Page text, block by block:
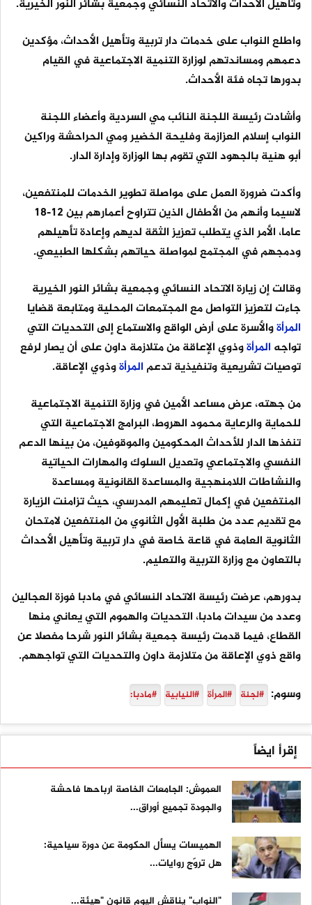
وتأهيل الأحداث والاتحاد النسائي وجمعية بشائر النور الخيرية.
واطلع النواب على خدمات دار تربية وتأهيل الأحداث، مؤكدين
دعمهم ومساندتهم لوزارة التنمية الاجتماعية في القيام
بدورها تجاه فئة الأحداث.
‏وأشادت رئيسة اللجنة النائب مي السردية وأعضاء اللجنة
النواب إسلام العزازمة وفليحة الخضير ومي الحراحشة وراكين
أبو هنية بالجهود التي تقوم بها الوزارة وإدارة الدار.
وأكدت ضرورة العمل على مواصلة تطوير الخدمات للمنتفعين،
لاسيما وأنهم من الأطفال الذين تتراوح أعمارهم بين 12-18
عاما، الأمر الذي يتطلب تعزيز الثقة لديهم وإعادة تأهيلهم
ودمجهم في المجتمع لمواصلة حياتهم بشكلها الطبيعي.
وقالت إن زيارة الاتحاد النسائي وجمعية بشائر النور الخيرية
جاءت لتعزيز التواصل مع المجتمعات المحلية ومتابعة قضايا
المرأةوالأسرة على أرض الواقع والاستماع إلى التحديات التي
تواجه المرأةوذوي الإعاقة من متلازمة داون على أن يصار لرفع
توصيات تشريعية وتنفيذية تدعم المرأةوذوي الإعاقة.
‏من جهته، عرض مساعد الأمين في وزارة التنمية الاجتماعية
للحماية والرعاية محمود الهروط، البرامج الاجتماعية التي
تنفذها الدار للأحداث المحكومين والموقوفين، من بينها الدعم
النفسي والاجتماعي وتعديل السلوك والمهارات الحياتية
والنشاطات اللامنهجية والمساعدة القانونية ومساعدة
المنتفعين في إكمال تعليمهم المدرسي، حيث تزامنت الزيارة
مع تقديم عدد من طلبة الأول الثانوي من المنتفعين لامتحان
الثانوية العامة في قاعة خاصة في دار تربية وتأهيل الأحداث
بالتعاون مع وزارة التربية والتعليم.
بدورهم، عرضت رئيسة الاتحاد النسائي في مادبا فوزة العجالين
وعدد من سيدات مادبا، التحديات والهموم التي يعاني منها
القطاع، فيما قدمت رئيسة جمعية بشائر النور شرحا مفصلا عن
واقع ذوي الإعاقة من متلازمة داون والتحديات التي تواجههم.
وسوم: #لجنة #المرأة #النيابية #مادبا:
إقرأ ايضاً
العموش: الجامعات الخاصة ارباحها فاحشة
والجودة تجميع أوراق...
الهميسات يسأل الحكومة عن دورة سياحية:
هل تروّج روايات...
"النواب" يناقش اليوم قانون "هيئة...